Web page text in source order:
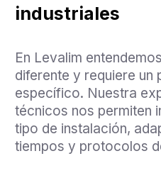
industriales
En Levalim
diferente y requiere un
específico. Nuestra
técnicos nos permiten
tipo de instalación,
tiempos y protocolos